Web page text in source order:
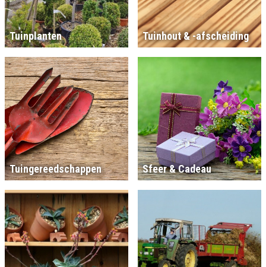
Tuinplanten Tuinhout & -afscheiding
Tuingereedschappen Sfeer & Cadeau